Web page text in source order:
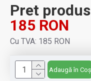
Pret
185 RON
Cu TVA: 185 RON
Adaugă în Coș